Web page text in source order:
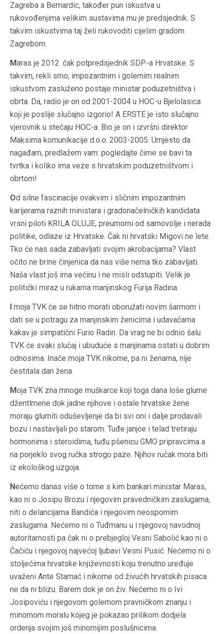
Zagreba a Bernardic, također pun iskustva u
rukovođenjima velikim sustavima mu je predsjednik. S
takvim iskustvima taj želi rukovoditi cijelim gradom
Zagrebom.
Maras je 2012. čak potpredsjednik SDP-a Hrvatske. S
takvim, rekli smo, impozantnim i golemim realnim
iskustvom zasluženo postaje ministar poduzetništva i
obrta. Da, radio je on od 2001-2004 u HOC-u Bjelolasica
koji je poslije slučajno izgorio! A ERSTE je isto slučajno
vjerovnik u stečaju HOC-a. Bio je on i izvršni direktor
Maksima komunikacije d.o.o. 2003-2005. Umjesto da
nagađam, predlažem vam: pogledajte čime se bavi ta
tvrtka i koliko ima veze s hrvatskim poduzetništvom i
obrtom!
Od silne fascinacije ovakvim i sličnim impozantnim
karijerama raznih ministara i gradonačelničkih kandidata
vrsni piloti KRILA OLUJE, preumorni od samovolje i nerada
politike, odlaze iz Hrvatske. Čak ni hrvatski Migovi ne lete.
Tko će nas sada zabavljati svojim akrobacijama? Vlast
očito ne brine činjenica da nas više nema tko zabavljati.
Naša vlast još ima većinu i ne misli odstupiti. Velik je
politički miraz u rukama manjinskog Furija Radina.
moja TVK će se hitno morati oboružati novim šarmom i
dati se u potragu za manjinskim ženicima i udavačama
kakav je simpatični Furio Radin. Da vrag ne bi odnio šalu
TVK će svaki slučaj i ubuduće s manjinama ostati u dobrim
odnosima. Inače moja TVK nikome, pa ni ženama, nije
čestitala dan žena.
Moja TVK zna mnoge muškarce koji toga dana loše glume
džentlmene dok jadne njihove i ostale hrvatske žene
moraju glumiti oduševljenje da bi svi oni i dalje prodavali
bozu i nastavljali po starom. Tuđe janjce i telad tretiraju
hormonima i steroidima, tuđu pšenicu GMO pripravcima a
na porjeklo svog ručka strogo paze. Njihov ručak mora biti
iz ekološkog uzgoja.
Nećemo danas više o tome s kim bankari ministar Maras,
kao ni o Josipu Brozu i njegovim pravedničkim zaslugama,
niti o delancijama Bandića i njegovim neospornim
zaslugama. Nećemo ni o Tuđmanu u i njegovoj navodnoj
autoritarnosti pa čak ni o prebjegloj Vesni Sabolić kao ni o
Čačiću i njegovoj najvećoj ljubavi Vesni Pusić. Nećemo ni o
stoljećima hrvatske književnosti koju trenutno uređuje
uvaženi Ante Stamać i nikome od živućih hrvatskih pisaca
ne da ni blizu. Barem dok je on živ. Nećemo ni o Ivi
Josipoviću i njegovom golemom pravničkom znanju i
minornom moralu kojeg je pokazao prilikom dodjela
ordenja svojim još minornijim poslušnicima.